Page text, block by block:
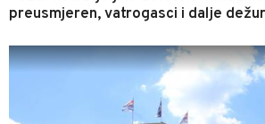
preusmjeren, vatrogasci i dalje